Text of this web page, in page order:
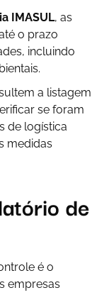
IMASUL, as
o prazo
incluindo
a listagem
se foram
de logística
medidas
de
é o
empresas